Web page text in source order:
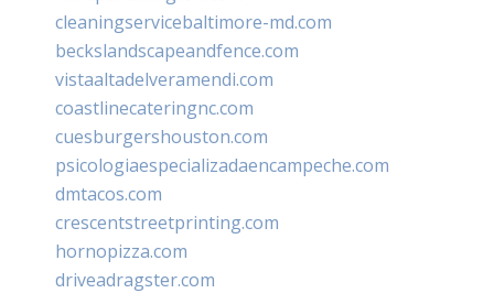
cleaningservicebaltimore-md.com
beckslandscapeandfence.com
vistaaltadelveramendi.com
coastlinecateringnc.com
cuesburgershouston.com
psicologiaespecializadaencampeche.com
dmtacos.com
crescentstreetprinting.com
hornopizza.com
driveadragster.com